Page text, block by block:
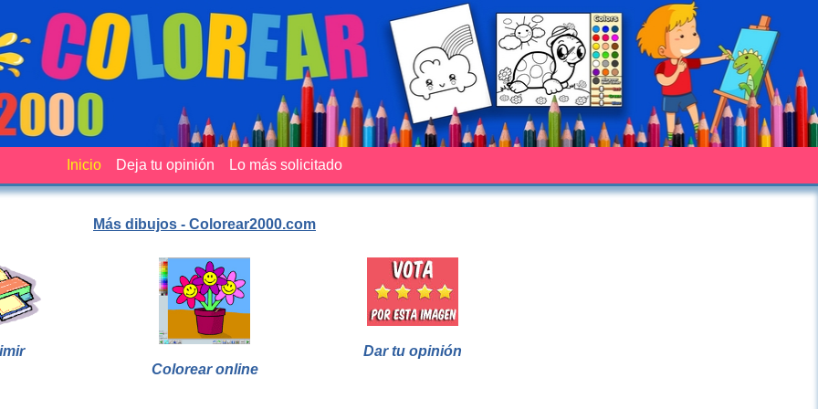
Inicio Deja tu opinión Lo más solicitado
Más dibujos - Colorear2000.com
Colorear online
Dar tu opinión